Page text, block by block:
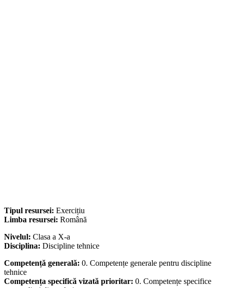
Tipul resursei: Exercițiu
Limba resursei: Română
Nivelul: Clasa a X-a
Disciplina: Discipline tehnice
Competență generală: 0. Competențe generale pentru discipline
tehnice
Competența specifică vizată prioritar: 0. Competențe specifice